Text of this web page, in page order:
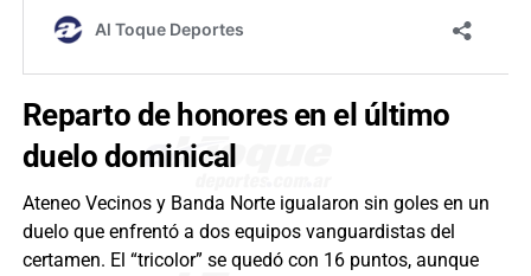
Reparto de honores en el último
duelo dominical
Ateneo Vecinos y Banda Norte igualaron sin goles en un
duelo que enfrentó a dos equipos vanguardistas del
certamen. El “tricolor” se quedó con 16 puntos, aunque